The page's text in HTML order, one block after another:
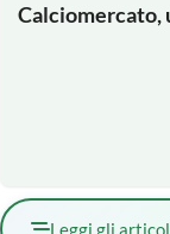
Calciomercato,
Leggi gli